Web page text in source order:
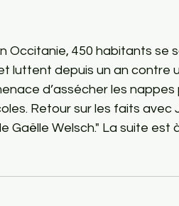
Occitanie, 450 habitants se
luttent depuis un an
d’assécher les
Retour sur les faits
Gaëlle Welsch." La suite